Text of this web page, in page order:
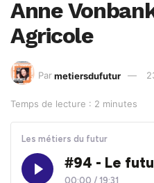
Anne
Agricole
Par metiersdufutur
Temps de lecture : 2 minutes